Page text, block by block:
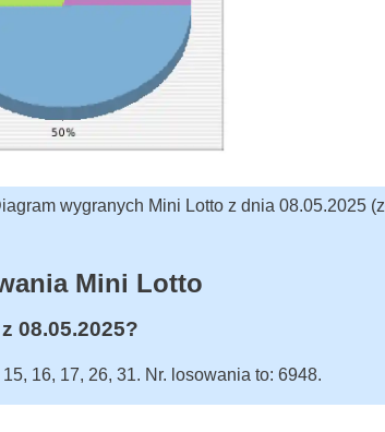
wygranych Mini Lotto z dnia 08.05.2025
Mini Lotto
08.05.2025?
15, 16, 17, 26, 31. Nr. losowania to: 6948.